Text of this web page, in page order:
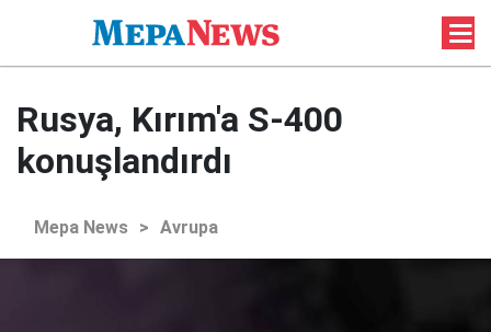
Rusya, Kırım'a S-400
konuşlandırdı
Mepa News > Avrupa